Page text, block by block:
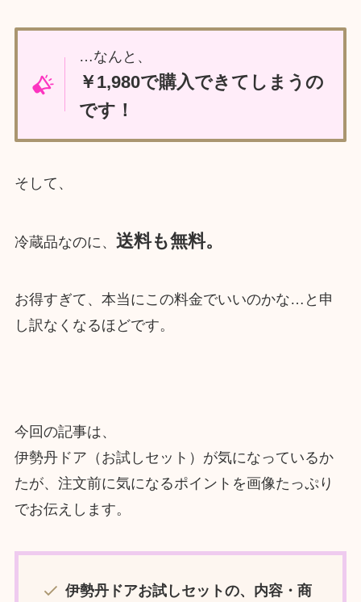
…なんと、
￥1,980で購入できてしまうの
です！
そして、
冷蔵品なのに、 送料も無料。
お得すぎて、本当にこの料金でいいのかな…と申
し訳なくなるほどです。
今回の記事は、
伊勢丹ドア（お試しセット）が気になっているか
たが、注文前に気になるポイントを画像たっぷり
でお伝えします。
伊勢丹ドアお試しセットの、内容・商